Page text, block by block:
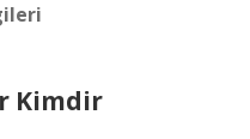
Kimdir